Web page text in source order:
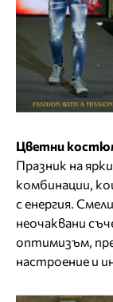
Цветни
Празник на
комбинации,
с енергия.
неочаквани
оптимизъм,
настроение и